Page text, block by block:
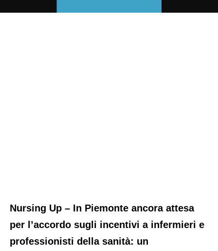
Nursing Up – In Piemonte ancora attesa
per l’accordo sugli incentivi a infermieri e
professionisti della sanità: un